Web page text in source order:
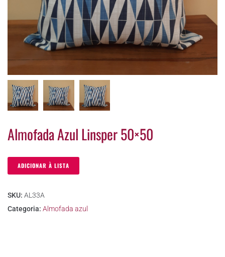
Almofada Azul Linsper 50×50
ADICIONAR À LISTA
SKU: AL33A
Categoria: Almofada azul